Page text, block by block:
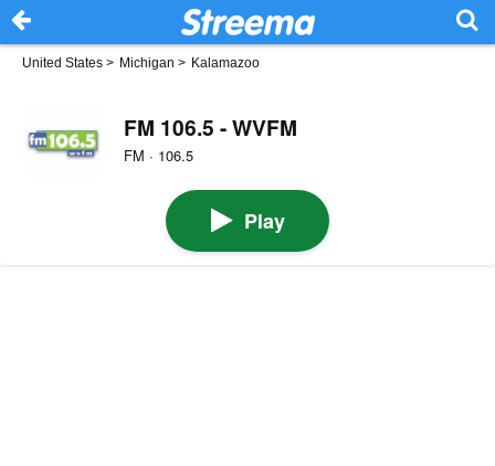
United States > Michigan > Kalamazoo
FM 106.5 - WVFM
FM · 106.5
Play